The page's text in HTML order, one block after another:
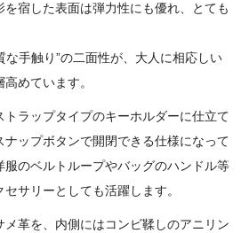
宿した表面は弾力性にも優れ、とても
な手触り”の二面性が、大人に相応しい
めています。
ラップタイプのキーホルダーに仕立て
ナップボタンで開閉できる仕様になって
服のベルトループやバッグのハンドル等
サリーとしても活躍します。
メ革を、内側にはコンビ鞣しのアニリン